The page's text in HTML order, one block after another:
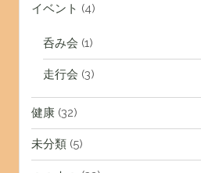
イベント (4)
呑み会 (1)
走行会 (3)
健康(32)
未分類(5)